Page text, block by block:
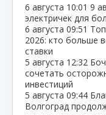
6 августа 10:01 9
электричек для
6 августа 09:51
2026: кто больше
ставки
5 августа 12:32
сочетать
инвестиций
5 августа 09:44
Волгоград